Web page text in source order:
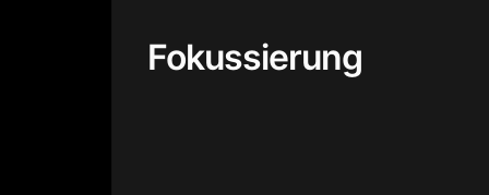
Fokussierung